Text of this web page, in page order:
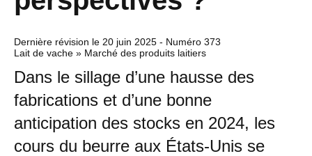
Dernière révision le 20 juin 2025 - Numéro 373
Lait de vache » Marché des produits laitiers
Dans le sillage d’une hausse des
fabrications et d’une bonne
anticipation des stocks en 2024, les
cours du beurre aux États-Unis se